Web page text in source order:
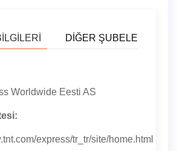
DIĞER ŞUBELER
Worldwide Eesti AS
express/tr_tr/site/home.html